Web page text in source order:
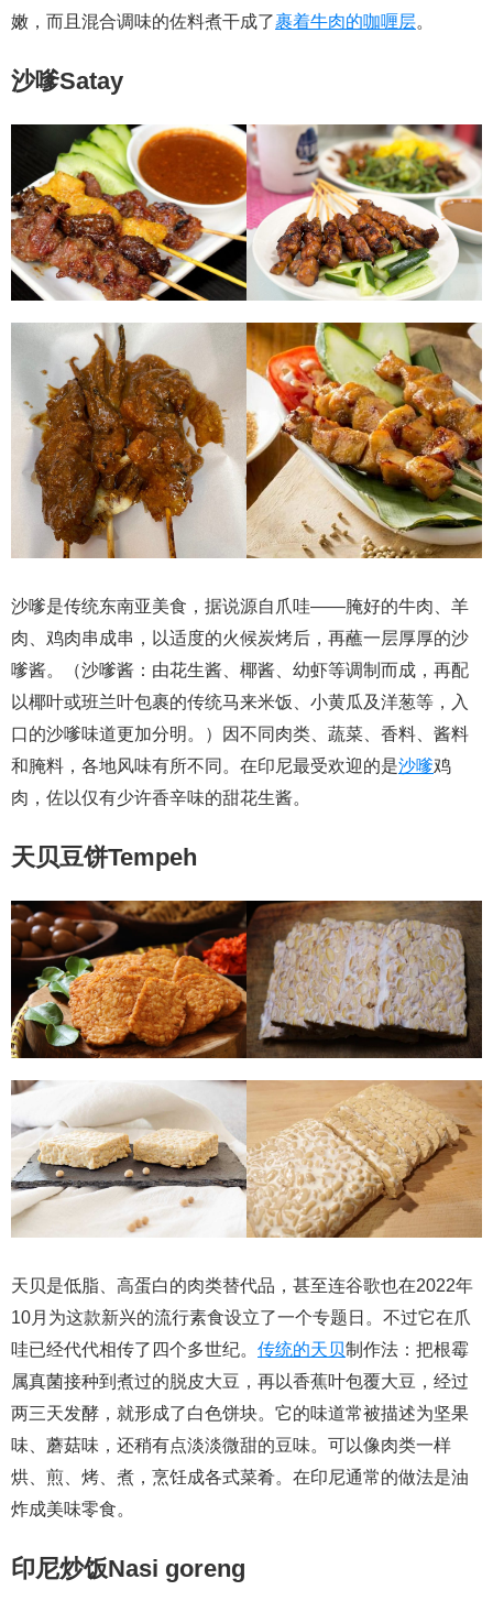
嫩，而且混合调味的佐料煮干成了裹着牛肉的咖喱层。
沙嗲Satay
沙嗲是传统东南亚美食，据说源自爪哇——腌好的牛肉、羊
肉、鸡肉串成串，以适度的火候炭烤后，再蘸一层厚厚的沙
嗲酱。（沙嗲酱：由花生酱、椰酱、幼虾等调制而成，再配
以椰叶或班兰叶包裹的传统马来米饭、小黄瓜及洋葱等，入
口的沙嗲味道更加分明。）因不同肉类、蔬菜、香料、酱料
和腌料，各地风味有所不同。在印尼最受欢迎的是沙嗲鸡
肉，佐以仅有少许香辛味的甜花生酱。
天贝豆饼Tempeh
天贝是低脂、高蛋白的肉类替代品，甚至连谷歌也在2022年
10月为这款新兴的流行素食设立了一个专题日。不过它在爪
哇已经代代相传了四个多世纪。 传统的天贝制作法：把根霉
属真菌接种到煮过的脱皮大豆，再以香蕉叶包覆大豆，经过
两三天发酵，就形成了白色饼块。它的味道常被描述为坚果
味、蘑菇味，还稍有点淡淡微甜的豆味。可以像肉类一样
烘、煎、烤、煮，烹饪成各式菜肴。在印尼通常的做法是油
炸成美味零食。
印尼炒饭Nasi goreng